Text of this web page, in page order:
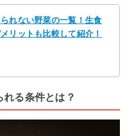
れない野菜の一覧！生食
リットも比較して紹介！
る条件とは？